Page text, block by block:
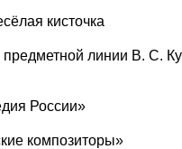
кисточка
предметной линии В. С.
России»
композиторы»